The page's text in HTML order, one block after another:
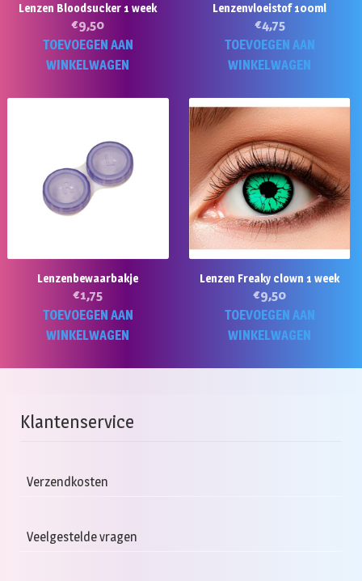
Lenzen Bloodsucker 1 week
€9,50
TOEVOEGEN AAN
WINKELWAGEN
Lenzenvloeistof 100ml
€4,75
TOEVOEGEN AAN
WINKELWAGEN
Lenzenbewaarbakje
€1,75
TOEVOEGEN AAN
WINKELWAGEN
Lenzen Freaky clown 1 week
€9,50
TOEVOEGEN AAN
WINKELWAGEN
Klantenservice
Verzendkosten
Veelgestelde vragen